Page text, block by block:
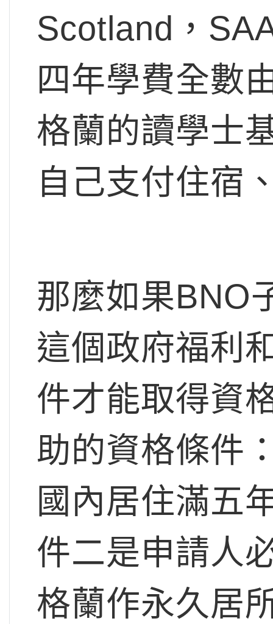
Scotland，
四年學費全數
格蘭的讀學士
自己支付住宿
那麼如果BNO
這個政府福利
件才能取得資
助的資格條件
國內居住滿五
件二是申請人
格蘭作永久居